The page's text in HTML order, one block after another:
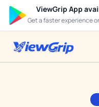
ViewGrip App
Get a faster experience